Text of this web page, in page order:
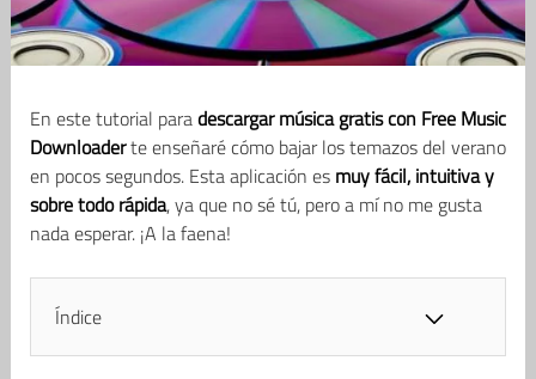
En este tutorial paradescargar música gratis con Free Music
Downloaderte enseñaré cómo bajar los temazos del verano
en pocos segundos. Esta aplicación es muy fácil, intuitiva y
sobre todo rápida, ya que no sé tú, pero a mí no me gusta
nada esperar. ¡A la faena!
Índice